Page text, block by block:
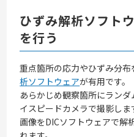
ひずみ解析ソフト
を行う
重点箇所の応力やひずみ分布
析ソフトウェアが有用です。
あらかじめ観察箇所にラン
イスピードカメラで撮影しま
画像をDICソフトウェアで解